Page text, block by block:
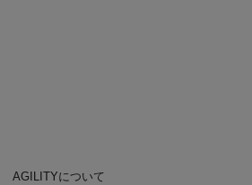
AGILITYについて